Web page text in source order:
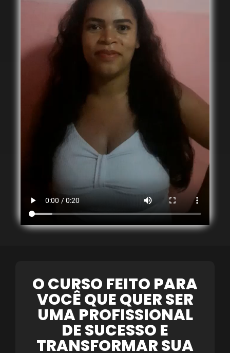
O CURSO FEITO PARA
VOCÊ QUE QUER SER
UMA PROFISSIONAL
DE SUCESSO E
TRANSFORMAR SUA